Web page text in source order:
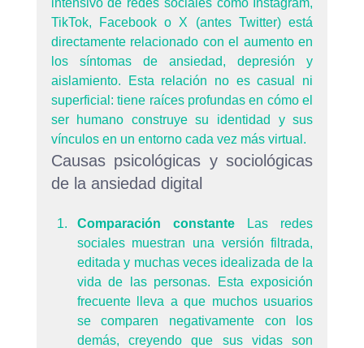
TikTok, Facebook o X (antes Twitter) está
directamente relacionado con el aumento en
los síntomas de ansiedad, depresión y
aislamiento. Esta relación no es casual ni
superficial: tiene raíces profundas en cómo el
ser humano construye su identidad y sus
vínculos en un entorno cada vez más virtual.
Causas psicológicas y sociológicas
de la ansiedad digital
Comparación constante
Las redes
sociales muestran una versión filtrada,
editada y muchas veces idealizada de la
vida de las personas. Esta exposición
frecuente lleva a que muchos usuarios
se comparen negativamente con los
demás, creyendo que sus vidas son